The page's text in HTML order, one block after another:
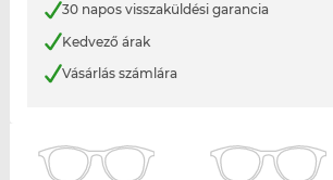
30 napos visszaküldési garancia
Kedvező árak
Vásárlás számlára